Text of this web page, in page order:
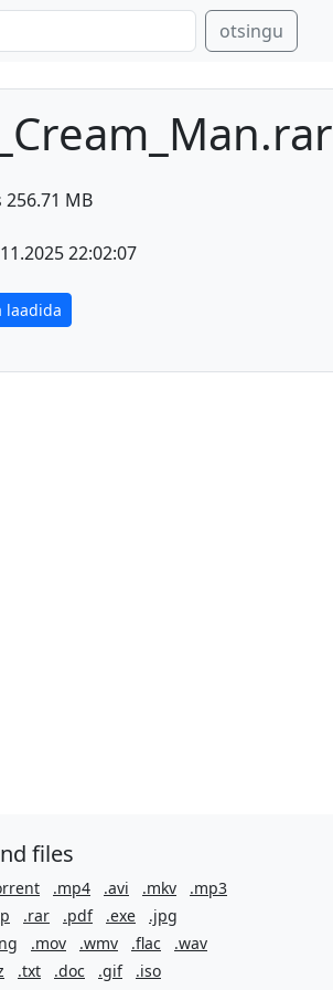
otsingu
MB
22:02:07
laadida
files
.mp4 .avi .mkv
.mp3
.rar .pdf .exe
.jpg
.mov .wmv .flac
.wav
.txt .doc .gif .iso